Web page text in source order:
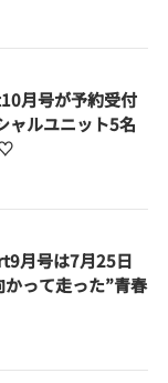
月号が予約受付
ャルユニット5名
月号は7月25日
かって走った”青春